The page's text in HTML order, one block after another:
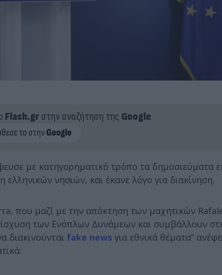
Flash.grστην αναζήτηση της Google
με κατηγορηματικό τρόπο τα δημοσιεύματα
νησιών, και έκανε λόγο για διακίνηση.
που μαζί με την απόκτηση των μαχητικών
των Ενόπλων Δυνάμεων και συμβάλλουν
διακινούνται fake news για εθνικά θέματα”